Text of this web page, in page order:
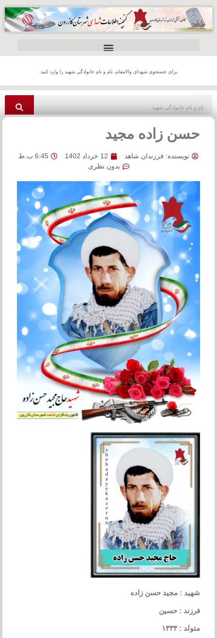
برای جستجوی شهدای والامقام، نام و نام خانوادگی شهید را وارد کنید.
حسن زاده مجید
نویسنده: فرزندان شاهد 12 خرداد 1402
6:45 ب.ظ
بدون نظری
شهید : مجید حسن زاده
فرزند : حسین
متولد : ۱۳۳۴